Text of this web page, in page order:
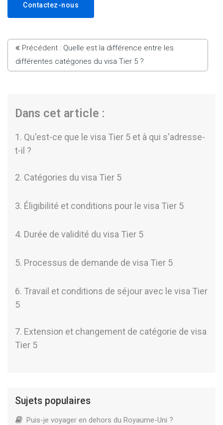
Contactez-nous
Précédent : Quelle est la différence entre les
différentes catégories du visa Tier 5 ?
Dans cet article :
1. Qu'est-ce que le visa Tier 5 et à qui s'adresse-
t-il ?
2. Catégories du visa Tier 5
3. Éligibilité et conditions pour le visa Tier 5
4. Durée de validité du visa Tier 5
5. Processus de demande de visa Tier 5
6. Travail et conditions de séjour avec le visa Tier
5
7. Extension et changement de catégorie de visa
Tier 5
Sujets populaires
Puis-je voyager en dehors du Royaume-Uni ?